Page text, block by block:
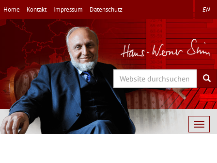
Direkt
zum
Inhalt
Home Kontakt Impressum Datenschutz EN
Search